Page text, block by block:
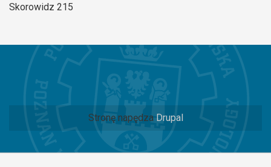
Skorowidz 215
Stronę napędza Drupal